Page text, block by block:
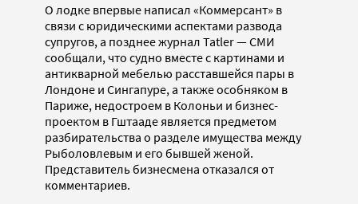
О лодке впервые написал «Коммерсант» в
связи с юридическими аспектами развода
супругов, а позднее журнал Tatler — СМИ
сообщали, что судно вместе с картинами и
антикварной мебелью расставшейся пары в
Лондоне и Сингапуре, а также особняком в
Париже, недостроем в Колоньи и бизнес-
проектом в Гштааде является предметом
разбирательства о разделе имущества между
Рыболовлевым и его бывшей женой.
Представитель бизнесмена отказался от
комментариев.